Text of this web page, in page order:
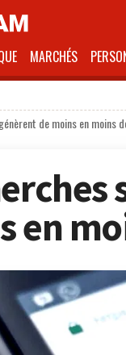
MARCHÉS
de moins en moins
en